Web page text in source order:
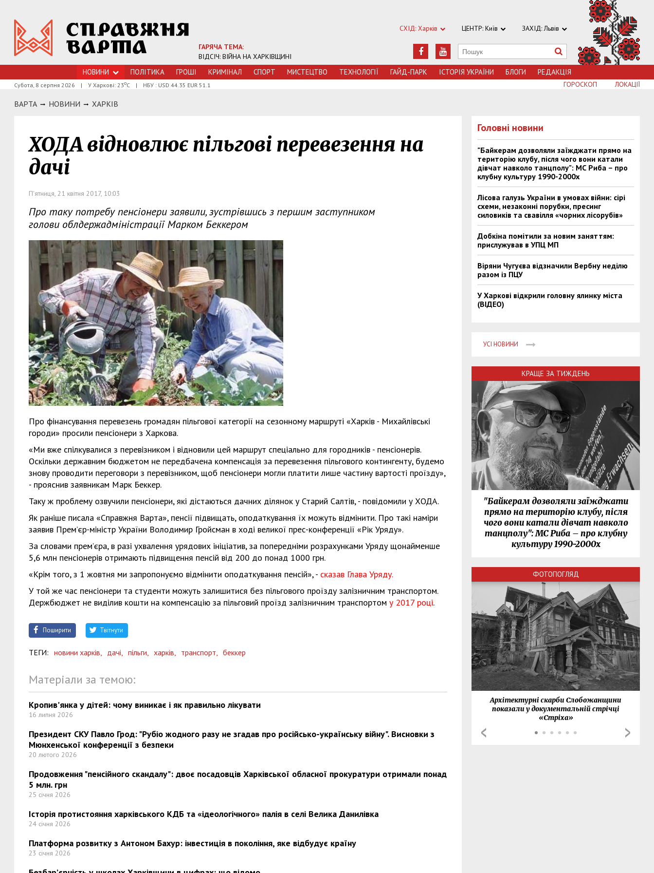
ГАРЯЧА ТЕМА:
ВІДСІЧ: ВІЙНА НА ХАРКІВЩИНІ
СХІД: Харків ЦЕНТР: Київ ЗАХІД: Львів
НОВИНИ ПОЛІТИКА ГРОШI КРИМIНАЛ СПОРТ МИСТЕЦТВО ТЕХНОЛОГIЇ ГАЙД-ПАРК ІСТОРІЯ УКРАЇНИ БЛОГИ РЕДАКЦІЯ
Субота, 8 серпня 2026 | У Харкові: 23оС | НБУ : USD 44.35 EUR 51.1 ЛОКАЦІЇ
ГОРОСКОП
ВАРТА НОВИНИ ХАРКIВ
ХОДА відновлює пільгові перевезення на
дачі
П'ятниця, 21 квітня 2017, 10:03
Про таку потребу пенсіонери заявили, зустрівшись з першим заступником
голови облдержадміністрації Марком Беккером
Про фінансування перевезень громадян пільгової категорії на сезонному маршруті «Харків - Михайлівські
городи» просили пенсіонери з Харкова.
«Ми вже спілкувалися з перевізником і відновили цей маршрут спеціально для городників - пенсіонерів.
Оскільки державним бюджетом не передбачена компенсація за перевезення пільгового контингенту, будемо
знову проводити переговори з перевізником, щоб пенсіонери могли платити лише частину вартості проїзду»,
- прояснив заявникам Марк Беккер.
Таку ж проблему озвучили пенсіонери, які дістаються дачних ділянок у Старий Салтів, - повідомили у ХОДА.
Як раніше писала «Справжня Варта», пенсії підвищать, оподаткування їх можуть відмінити. Про такі наміри
заявив Прем’єр-міністр України Володимир Гройсман в ході великої прес-конференції «Рік Уряду».
За словами прем’єра, в разі ухвалення урядових ініціатив, за попередніми розрахунками Уряду щонайменше
5,6 млн пенсіонерів отримають підвищення пенсій від 200 до понад 1000 грн.
«Крім того, з 1 жовтня ми запропонуємо відмінити оподаткування пенсій», - сказав Глава Уряду.
У той же час пенсіонери та студенти можуть залишитися без пільгового проїзду залізничним транспортом.
Держбюджет не виділив кошти на компенсацію за пільговий проїзд залізничним транспортом у 2017 році.
Поширити Твітнути
ТЕГИ: новини харків, дачі, пільги, харків, транспорт, беккер
Матеріали за темою:
Кропив'янка у дітей: чому виникає і як правильно лікувати
16 липня 2026
Президент СКУ Павло Грод: "Рубіо жодного разу не згадав про російсько-українську війну". Висновки з
Мюнхенської конференції з безпеки
20 лютого 2026
Продовження "пенсійного скандалу": двоє посадовців Харківської обласної прокуратури отримали понад
5 млн. грн
25 січня 2026
Історія протистояння харківського КДБ та «ідеологічного» палія в селі Велика Данилівка
24 січня 2026
Платформа розвитку з Антоном Бахур: інвестиція в покоління, яке відбудує країну
23 січня 2026
Головні новини
"Байкерам дозволяли заїжджати прямо на
територію клубу, після чого вони катали
дівчат навколо танцполу": МС Риба – про
клубну культуру 1990-2000х
Лісова галузь України в умовах війни: сірі
схеми, незаконні порубки, пресинг
силовиків та свавілля «чорних лісорубів»
Добкіна помітили за новим заняттям:
прислужував в УПЦ МП
Віряни Чугуєва відзначили Вербну неділю
разом із ПЦУ
У Харкові відкрили головну ялинку міста
(ВІДЕО)
УСІ НОВИНИ
КРАЩЕ ЗА ТИЖДЕНЬ
"Байкерам дозволяли заїжджати
прямо на територію клубу, після
чого вони катали дівчат навколо
танцполу": МС Риба – про клубну
культуру 1990-2000х
ФОТОПОГЛЯД
Архітектурні скарби Слобожанщини
показали у документальній стрічці
«Стріха»